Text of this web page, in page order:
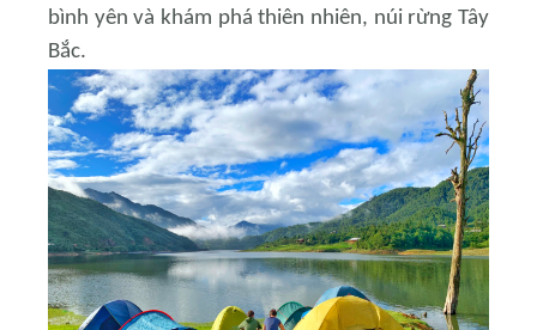
bình yên và khám phá thiên nhiên, núi rừng Tây
Bắc.